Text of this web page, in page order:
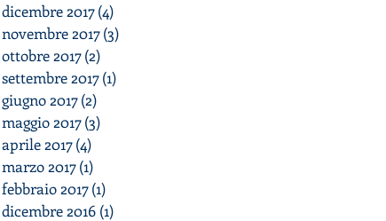
dicembre 2017 (4)
novembre 2017 (3)
ottobre 2017 (2)
settembre 2017 (1)
giugno 2017 (2)
maggio 2017 (3)
aprile 2017 (4)
marzo 2017 (1)
febbraio 2017 (1)
dicembre 2016 (1)